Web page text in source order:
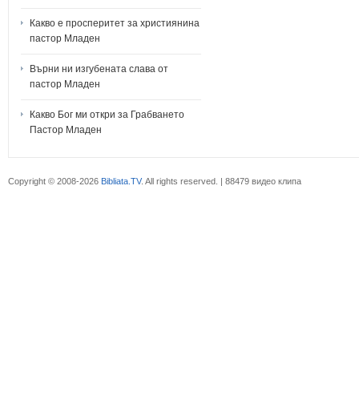
Какво е просперитет за християнина
пастор Младен
Върни ни изгубената слава от
пастор Младен
Какво Бог ми откри за Грабването
Пастор Младен
Copyright © 2008-2026 Bibliata.TV. All rights reserved. | 88479 видео клипа